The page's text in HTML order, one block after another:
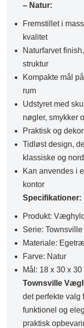
– Natur:
Fremstillet i
kvalitet
Naturfarvet
struktur
Kompakte mål
rum
Udstyret med
nøgler, smykker
Praktisk og
Tidløst design,
klassiske og
Kan anvendes i
kontor
Specifikationer:
Produkt:
Serie: Townsville
Materiale:
Farve: Natur
Mål: 18 x 30 x 30
Townsville
det perfekte valg
funktionel og
praktisk